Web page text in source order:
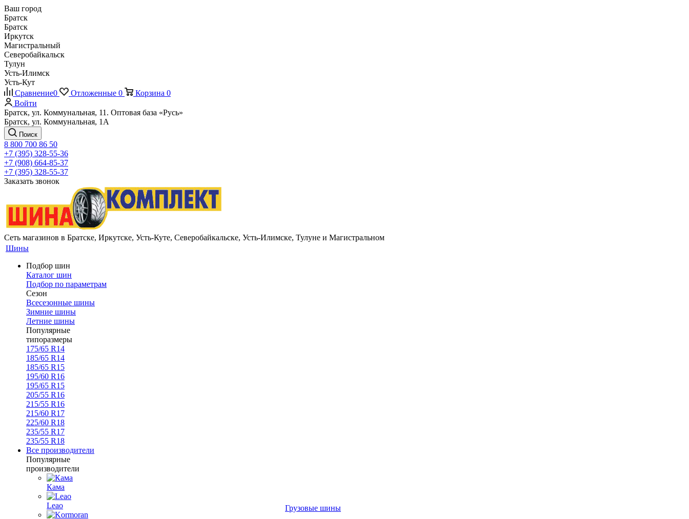
Ваш город
Братск
Братск
Иркутск
Магистральный
Северобайкальск
Тулун
Усть-Илимск
Усть-Кут
Сравнение0 Отложенные 0 Корзина 0
Войти
Братск, ул. Коммунальная, 11. Оптовая база «Русь»
Братск, ул. Коммунальная, 1А
Поиск
8 800 700 86 50
+7 (395) 328-55-36
+7 (908) 664-85-37
+7 (395) 328-55-37
Заказать звонок
Сеть магазинов в Братске, Иркутске, Усть-Куте, Северобайкальске, Усть-Илимске, Тулуне и Магистральном
Шины
Подбор шин
Каталог шин
Подбор по параметрам
Сезон
Всесезонные шины
Зимние шины
Летние шины
Популярные
типоразмеры
175/65 R14
185/65 R14
185/65 R15
195/60 R16
195/65 R15
205/55 R16
215/55 R16
215/60 R17
225/60 R18
235/55 R17
235/55 R18
Все производители
Популярные
производители
Кама
Leao
Грузовые шины